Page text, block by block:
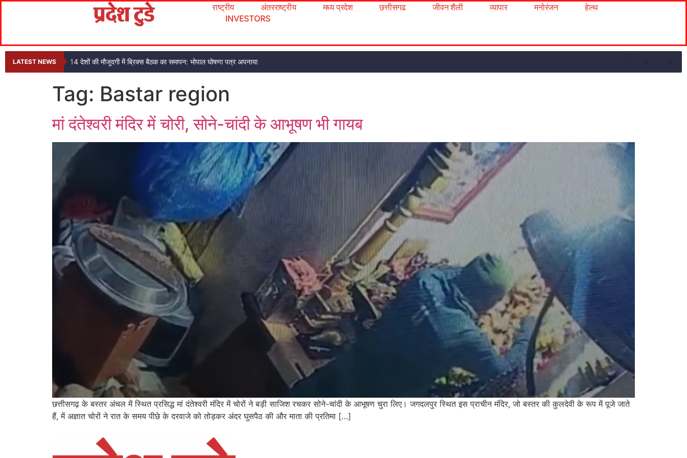
राष्ट्रीय अंतरराष्ट्रीय मध्य प्रदेश छत्तीसगढ जीवन शैली व्यापार मनोरंजन
हेल्थ
INVESTORS
LATEST NEWS 14 देशों की मौजूदगी में ब्रिक्स बैठक का समापन: भोपाल घोषणा पत्र अपनाया
Tag: Bastar region
मां दंतेश्वरी मंदिर में चोरी, सोने-चांदी के आभूषण भी गायब
छत्तीसगढ़ के बस्तर अंचल में स्थित प्रसिद्ध मां दंतेश्वरी मंदिर में चोरों ने बड़ी साजिश रचकर सोने-चांदी के आभूषण चुरा लिए। जगदलपुर स्थित इस प्राचीन मंदिर, जो बस्तर की कुलदेवी के रूप में पूजे जाते
हैं, में अज्ञात चोरों ने रात के समय पीछे के दरवाजे को तोड़कर अंदर घुसपैठ की और माता की प्रतिमा […]